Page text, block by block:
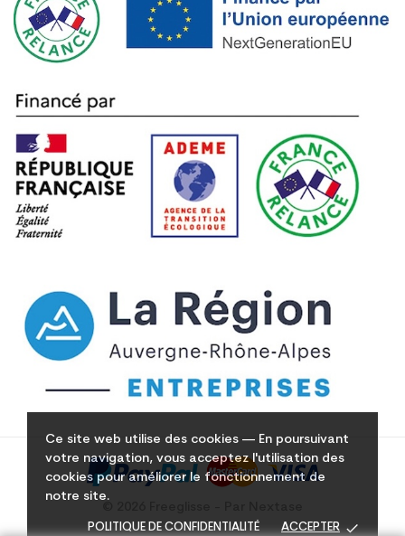
Ce site web utilise des cookies — En poursuivant
votre navigation, vous acceptez l'utilisation des
cookies pour améliorer le fonctionnement de
notre site.
POLITIQUE DE CONFIDENTIALITÉ ACCEPTER done